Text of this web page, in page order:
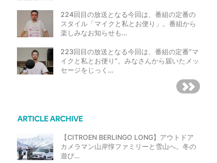
224回目の放送となる今回は、番組の定番の
スタイル「マイクと私とお便り」。番組から
楽しみなお知らせも…
223回目の放送となる今回は、番組の定番“マ
イクと私とお便り”。みなさんから届いたメッ
セージをじっく…
【CITROEN BERLINGO LONG】アウトドア
カメラマン山岸惇ファミリーと雪山へ。冬の
遊び…